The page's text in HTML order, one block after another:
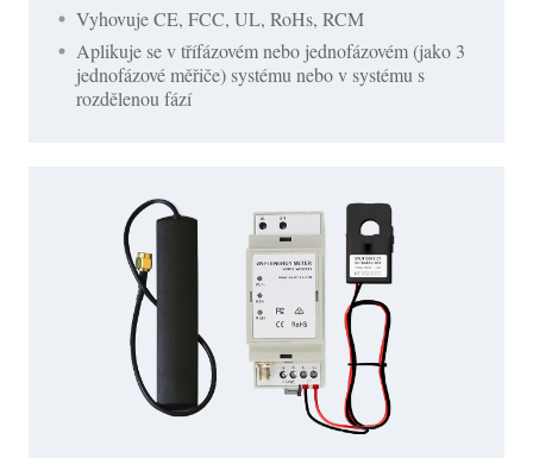
Vyhovuje CE, FCC, UL, RoHs, RCM
Aplikuje se v třífázovém nebo jednofázovém (jako 3
jednofázové měřiče) systému nebo v systému s
rozdělenou fází